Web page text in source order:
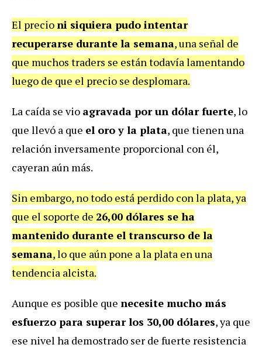
El precioni siquiera pudo intentar
recuperarse durante la semana, una señal de
que muchos traders se están todavía lamentando
luego de que el precio se desplomara.
La caída se vio agravada por un dólar fuerte, lo
que llevó a que el oro y la plata, que tienen una
relación inversamente proporcional con él,
cayeran aún más.
Sin embargo, no todo está perdido con la plata, ya
que el soporte de 26,00 dólares se ha
mantenido durante el transcurso de la
semana, lo que aún pone a la plata en una
tendencia alcista.
Aunque es posible que necesite mucho más
esfuerzo para superar los 30,00 dólares, ya que
ese nivel ha demostrado ser de fuerte resistencia